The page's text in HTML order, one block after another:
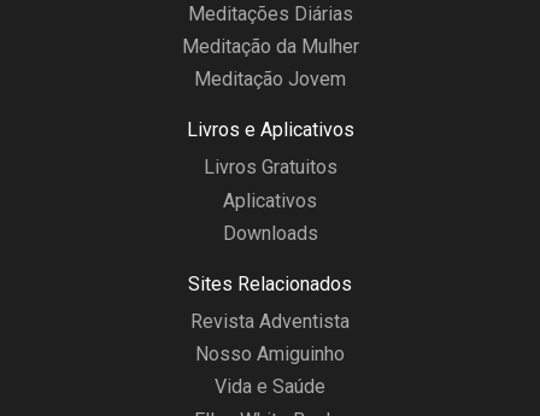
Meditações Diárias
Meditação da Mulher
Meditação Jovem
Livros e Aplicativos
Livros Gratuitos
Aplicativos
Downloads
Sites Relacionados
Revista Adventista
Nosso Amiguinho
Vida e Saúde